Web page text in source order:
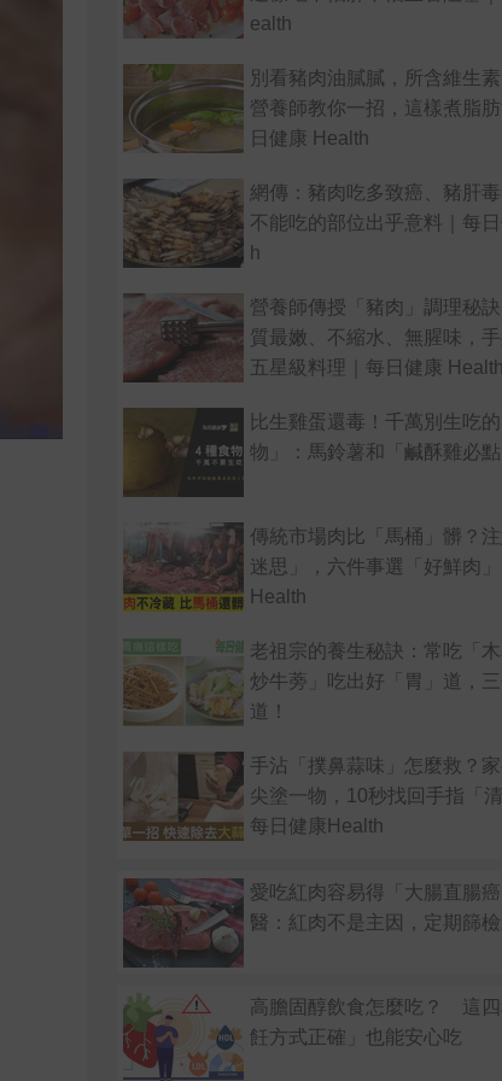
ealth
別看豬肉油膩膩，所含維生
營養師教你一招，這樣煮脂
日健康 Health
網傳：豬肉吃多致癌、豬肝
不能吃的部位出乎意料｜每
h
營養師傳授「豬肉」調理秘
質最嫩、不縮水、無腥味，
五星級料理｜每日健康
比生雞蛋還毒！千萬別生吃
物」：馬鈴薯和「鹹酥雞必
傳統市場肉比「馬桶」髒？
迷思」，六件事選「好鮮肉
Health
老祖宗的養生秘訣：常吃「
炒牛蒡」吃出好「胃」道，
道！
手沾「撲鼻蒜味」怎麼救？
尖塗一物，10秒找回手指「
每日健康Health
愛吃紅肉容易得「大腸直腸
醫：紅肉不是主因，定期篩
高膽固醇飲食怎麼吃？ 這
飪方式正確」也能安心吃